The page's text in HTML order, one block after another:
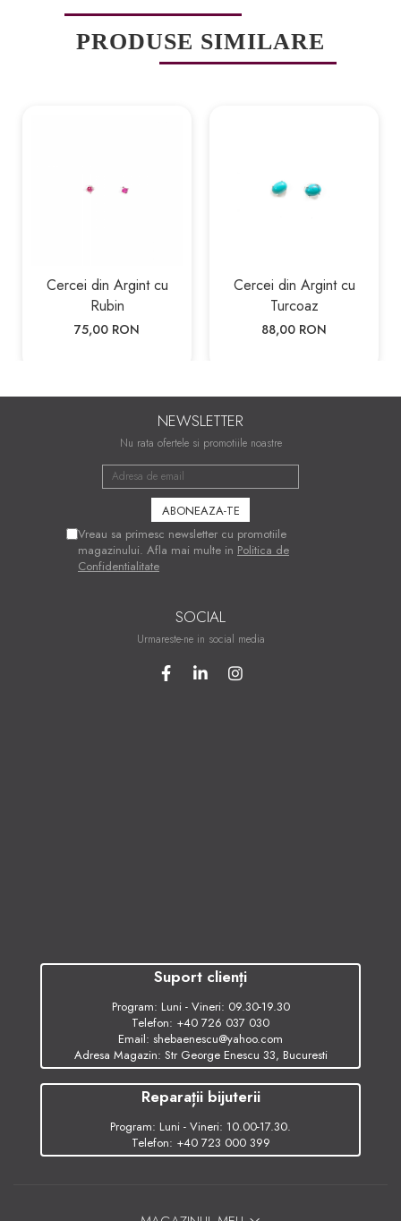
PRODUSE SIMILARE
Cercei din Argint cu
Rubin
75,00 RON
Cercei din Argint cu
Turcoaz
88,00 RON
NEWSLETTER
Nu rata ofertele si promotiile noastre
Vreau sa primesc newsletter cu promotiile
magazinului. Afla mai multe in Politica de
Confidentialitate
SOCIAL
Urmareste-ne in social media
Suport clienți
Program: Luni - Vineri: 09.30-19.30
Telefon: +40 726 037 030
Email: shebaenescu@yahoo.com
Adresa Magazin: Str George Enescu 33, Bucuresti
Reparații bijuterii
Program: Luni - Vineri: 10.00-17.30.
Telefon: +40 723 000 399